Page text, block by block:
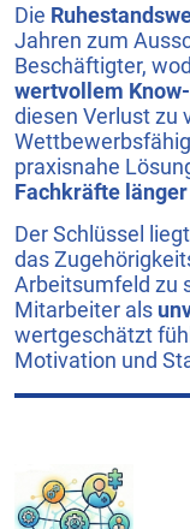
Die
Jahren zum
Beschäftigter,
wertvollem
diesen Verlust zu
praxisnahe
Fachkräfte
Der Schlüssel
das
Arbeitsumfeld zu
Mitarbeiter als
wertgeschätzt
Motivation und